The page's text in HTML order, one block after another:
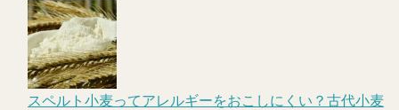
スペルト小麦ってアレルギーをおこしにくい？古代小麦